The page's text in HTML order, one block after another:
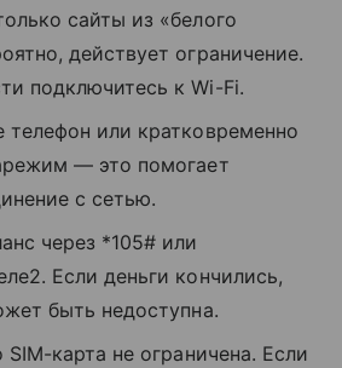
сайты из «белого
действует ограничение.
подключитесь к Wi-Fi.
телефон или кратковременно
— это помогает
с сетью.
через *105# или
Если деньги кончились,
быть недоступна.
SIM-карта не ограничена. Если